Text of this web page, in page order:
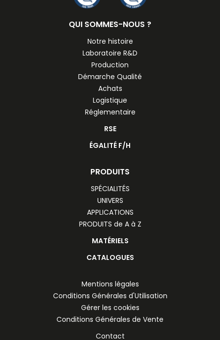
QUI SOMMES-NOUS ?
Notre histoire
Laboratoire R&D
Production
Démarche Qualité
Achats
Logistique
Réglementaire
RSE
ÉGALITÉ F/H
PRODUITS
SPÉCIALITÉS
UNIVERS
APPLICATIONS
PRODUITS de A à Z
MATÉRIELS
CATALOGUES
Mentions légales
Conditions Générales d'Utilisation
Gérer les cookies
Conditions Générales de Vente
Contact